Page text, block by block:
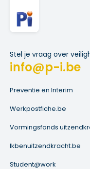
Stel je vraag over
info@p-i.be
Preventie en Interim
Werkpostfiche.be
Vormingsfonds
Ikbenuitzendkracht.be
Student@work